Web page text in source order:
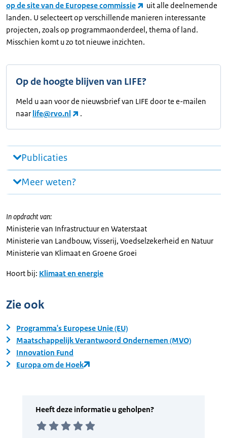
op de site van de Europese commissie
uit alle deelnemende
landen. U selecteert op verschillende manieren interessante
projecten, zoals op programmaonderdeel, thema of land.
Misschien komt u zo tot nieuwe inzichten.
Op de hoogte blijven van LIFE?
Meld u aan voor de nieuwsbrief van LIFE door te e-mailen
naar life@rvo.nl .
Publicaties
Meer weten?
In opdracht van:
Ministerie van Infrastructuur en Waterstaat
Ministerie van Landbouw, Visserij, Voedselzekerheid en Natuur
Ministerie van Klimaat en Groene Groei
Hoort bij: Klimaat en energie
Zie ook
Programma's Europese Unie (EU)
Maatschappelijk Verantwoord Ondernemen (MVO)
Innovation Fund
Europa om de Hoek